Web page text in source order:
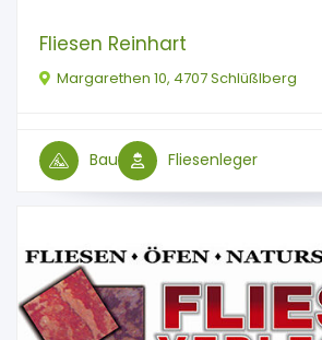
Fliesen Reinhart
Margarethen 10, 4707 Schlüßlberg
Bau Fliesenleger